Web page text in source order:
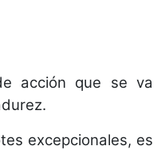
acción que se va
excepcionales, es